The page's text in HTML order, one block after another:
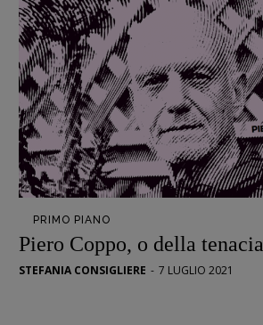
Interviste
RUBRICHE
Archeologie del
presente
Fumetti
Libro & Film
Pulp for kids
Opera prima
DOSSIER
12 dicembre
PRIMO PIANO
Piero Coppo, o della tenacia
STEFANIA CONSIGLIERE - 7 LUGLIO 2021